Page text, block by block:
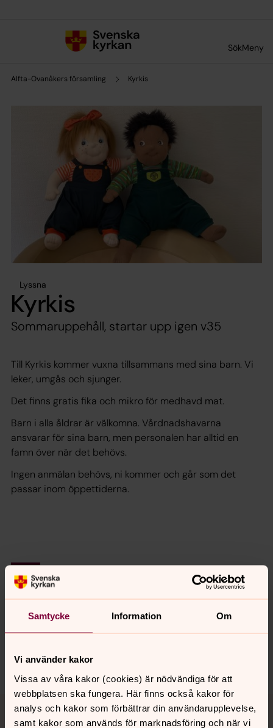
Samtycke Information Om
Vi använder kakor
Vissa av våra kakor (cookies) är nödvändiga för att
webbplatsen ska fungera. Här finns också kakor för
analys och kakor som förbättrar din användarupplevelse,
samt kakor som används för marknadsföring och när vi
SökMeny
Alfta-Ovanåkers församling Kyrkis
Lyssna
Kyrkis
Sommaruppehåll, startar upp igen v35
Till Kyrkis kommer vuxna tillsammans med sina barn. Vi
leker, umgås och sjunger.
Det finns gratis fika och mikro för medhavd mat.
Barn i alla åldrar är välkomna. Vårdnadshavarna
ansvarar för sina barn, men personalen har alltid en
famn över när det behövs.
Ingen anmälan behövs, ni kommer och går som det
passar inom öppettiderna.
Synpunkter eller frågor på sidans
innehåll?
alfta-ovanaker@svenskakyrkan.se
Dela
Tillbaka till toppen
Tillbaka till innehållet